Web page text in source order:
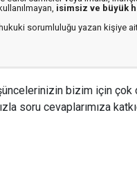
isimsiz ve büyük
sorumluluğu yazan kişiye
bizim için
soru cevaplarımıza